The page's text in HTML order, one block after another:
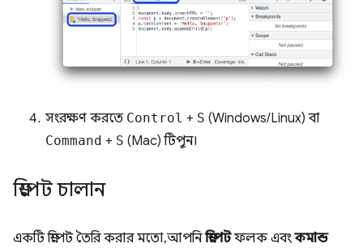
সংরক্ষণ করতে Control + S (Windows/Linux) বা
Command + S (Mac) টিপুন।
স্নিপেট চালান
একটি স্নিপেট তৈরি করার মতো, আপনিস্নিপেটফলক এবংকমান্ড